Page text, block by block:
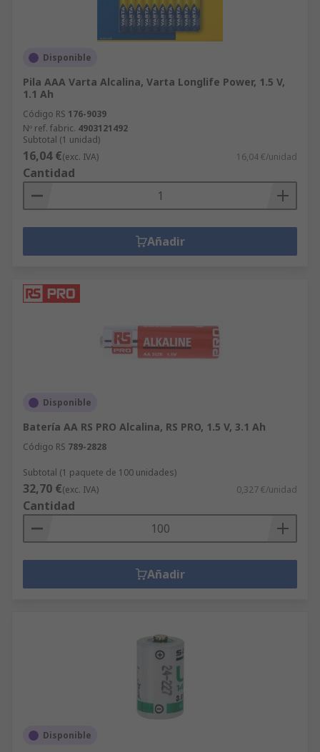
Disponible
Pila AAA Varta Alcalina, Varta Longlife Power, 1.5 V,
1.1 Ah
Código RS 176-9039
Nº ref. fabric. 4903121492
Subtotal (1 unidad)
16,04 €(exc. IVA) 16,04 €/unidad
Cantidad
Añadir
Disponible
Batería AA RS PRO Alcalina, RS PRO, 1.5 V, 3.1 Ah
Código RS 789-2828
Subtotal (1 paquete de 100 unidades)
32,70 €(exc. IVA) 0,327 €/unidad
Cantidad
Añadir
Disponible